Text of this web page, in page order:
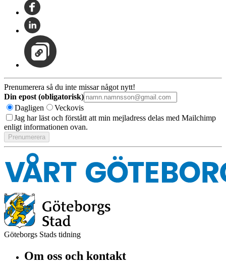
Prenumerera så du inte missar något nytt!
Din epost (obligatorisk)
Dagligen
Veckovis
Jag har läst och förstått att min mejladress delas med Mailchimp
enligt informationen ovan.
Göteborgs Stads tidning
Om oss och kontakt